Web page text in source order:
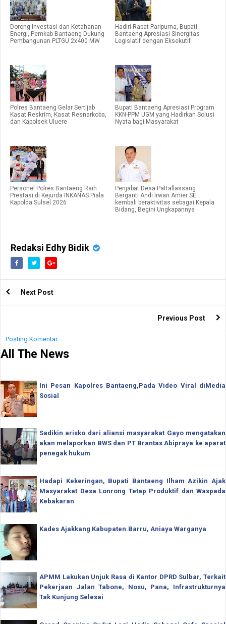
Dorong Investasi dan Ketahanan
Energi, Pemkab Bantaeng Dukung
Pembangunan PLTGU 2x400 MW
Hadiri Rapat Paripurna, Bupati
Bantaeng Apresiasi Sinergitas
Legislatif dengan Eksekutif
Polres Bantaeng Gelar Sertijab
Kasat Reskrim, Kasat Resnarkoba,
dan Kapolsek Uluere
Bupati Bantaeng Apresiasi Program
KKN-PPM UGM yang Hadirkan Solusi
Nyata bagi Masyarakat
Personel Polres Bantaeng Raih
Prestasi di Kejurda INKANAS Piala
Kapolda Sulsel 2026
Penjabat Desa Pattallassang
Berganti Andi Irwan Amier SE
kembali beraktivitas sebagai Kepala
Bidang, Begini Ungkapannya
Redaksi Edhy Bidik
Next Post
Previous Post
Posting Komentar
All The News
Ini Pesan Kapolres Bantaeng,Pada Video Viral diMedia
Sosial
Sadikin arisko dari aliansi masyarakat Gayo mengatakan
akan melaporkan BWS dan PT Brantas Abipraya ke aparat
penegak hukum
Hadapi Kekeringan, Bupati Bantaeng Ilham Azikin Ajak
Masyarakat Desa Lonrong Tetap Produktif dan Waspada
Kebakaran
Kades Ajakkang Kabupaten.Barru, Aniaya Warganya
APMM Lakukan Unjuk Rasa di Kantor DPRD Sulbar, Terkait
Pekerjaan Jalan Tabone, Nosu, Pana, Infrastrukturnya
Tak Kunjung Selesai